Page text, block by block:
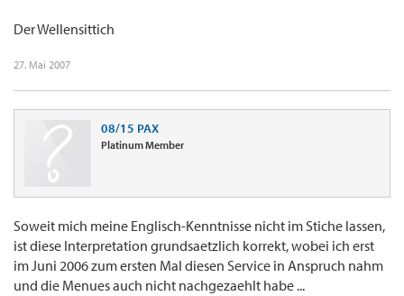
Der Wellensittich
27. Mai 2007
08/15 PAX
Platinum Member
Soweit mich meine Englisch-Kenntnisse nicht im Stiche lassen,
ist diese Interpretation grundsaetzlich korrekt, wobei ich erst
im Juni 2006 zum ersten Mal diesen Service in Anspruch nahm
und die Menues auch nicht nachgezaehlt habe ...